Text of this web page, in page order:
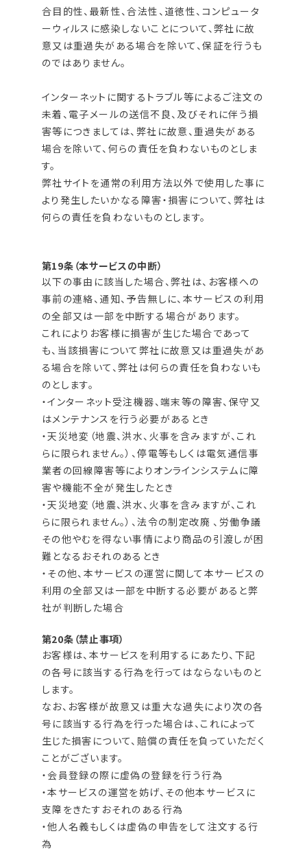
合目的性、最新性、合法性、道徳性、コンピュータ
ーウィルスに感染しないことについて、弊社に故
意又は重過失がある場合を除いて、保証を行うも
のではありません。
インターネットに関するトラブル等によるご注文の
未着、電子メールの送信不良、及びそれに伴う損
害等につきましては、弊社に故意、重過失がある
場合を除いて、何らの責任を負わないものとしま
す。
弊社サイトを通常の利用方法以外で使用した事に
より発生したいかなる障害・損害について、弊社は
何らの責任を負わないものとします。
第19条（本サービスの中断）
以下の事由に該当した場合、弊社は、お客様への
事前の連絡、通知、予告無しに、本サービスの利用
の全部又は一部を中断する場合があります。
これによりお客様に損害が生じた場合であって
も、当該損害について弊社に故意又は重過失があ
る場合を除いて、弊社は何らの責任を負わないも
のとします。
・インターネット受注機器、端末等の障害、保守又
はメンテナンスを行う必要があるとき
・天災地変（地震、洪水、火事を含みますが、これ
らに限られません。）、停電等もしくは電気通信事
業者の回線障害等によりオンラインシステムに障
害や機能不全が発生したとき
・天災地変（地震、洪水、火事を含みますが、これ
らに限られません。）、法令の制定改廃 、労働争議
その他やむを得ない事情により商品の引渡しが困
難となるおそれのあるとき
・その他、本サービスの運営に関して本サービスの
利用の全部又は一部を中断する必要があると弊
社が判断した場合
第20条（禁止事項）
お客様は、本サービスを利用するにあたり、下記
の各号に該当する行為を行ってはならないものと
します。
なお、お客様が故意又は重大な過失により次の各
号に該当する行為を行った場合は、これによって
生じた損害について、賠償の責任を負っていただく
ことがございます。
・会員登録の際に虚偽の登録を行う行為
・本サービスの運営を妨げ、その他本サービスに
支障をきたすおそれのある行為
・他人名義もしくは虚偽の申告をして注文する行
為